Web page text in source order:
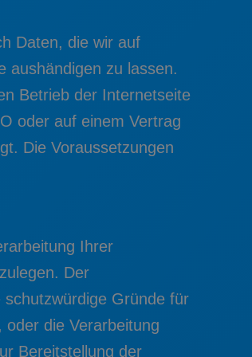
Daten, die wir auf
aushändigen zu lassen.
Betrieb der Internetseite
oder auf einem Vertrag
Die Voraussetzungen
Ihrer
Der
Gründe für
die Verarbeitung
Bereitstellung der